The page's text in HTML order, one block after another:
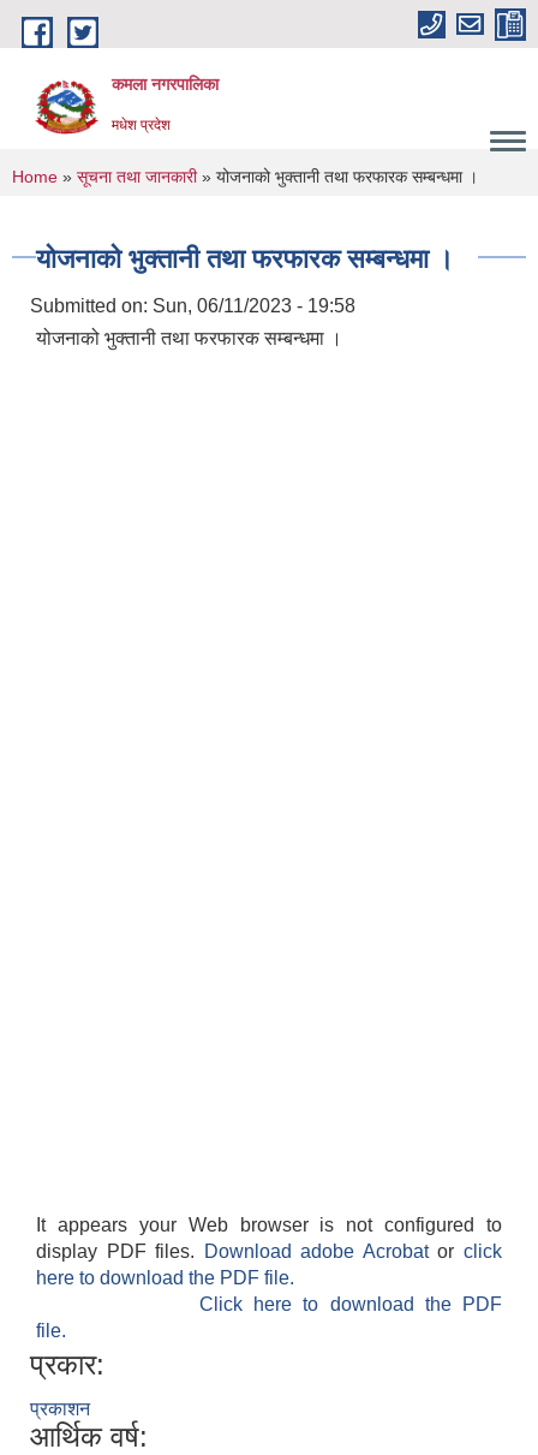
Skip to main content
कमला नगरपालिका
मधेश प्रदेश
You are here
Home » सूचना तथा जानकारी» योजनाको भुक्तानी तथा फरफारक सम्बन्धमा ।
योजनाको भुक्तानी तथा फरफारक सम्बन्धमा ।
Submitted on: Sun, 06/11/2023 - 19:58
योजनाको भुक्तानी तथा फरफारक सम्बन्धमा ।
It appears your Web browser is not configured to
display PDF files.
Download adobe Acrobatorclick
here to download the PDF file.
Click here to download the PDF
file.
प्रकार:
प्रकाशन
आर्थिक वर्ष: